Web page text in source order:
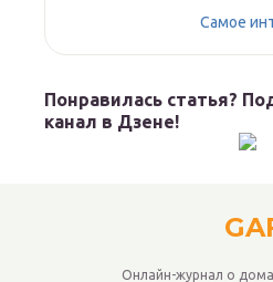
Самое
Понравилась статья?
канал в Дзене!
Онлайн-журнал о